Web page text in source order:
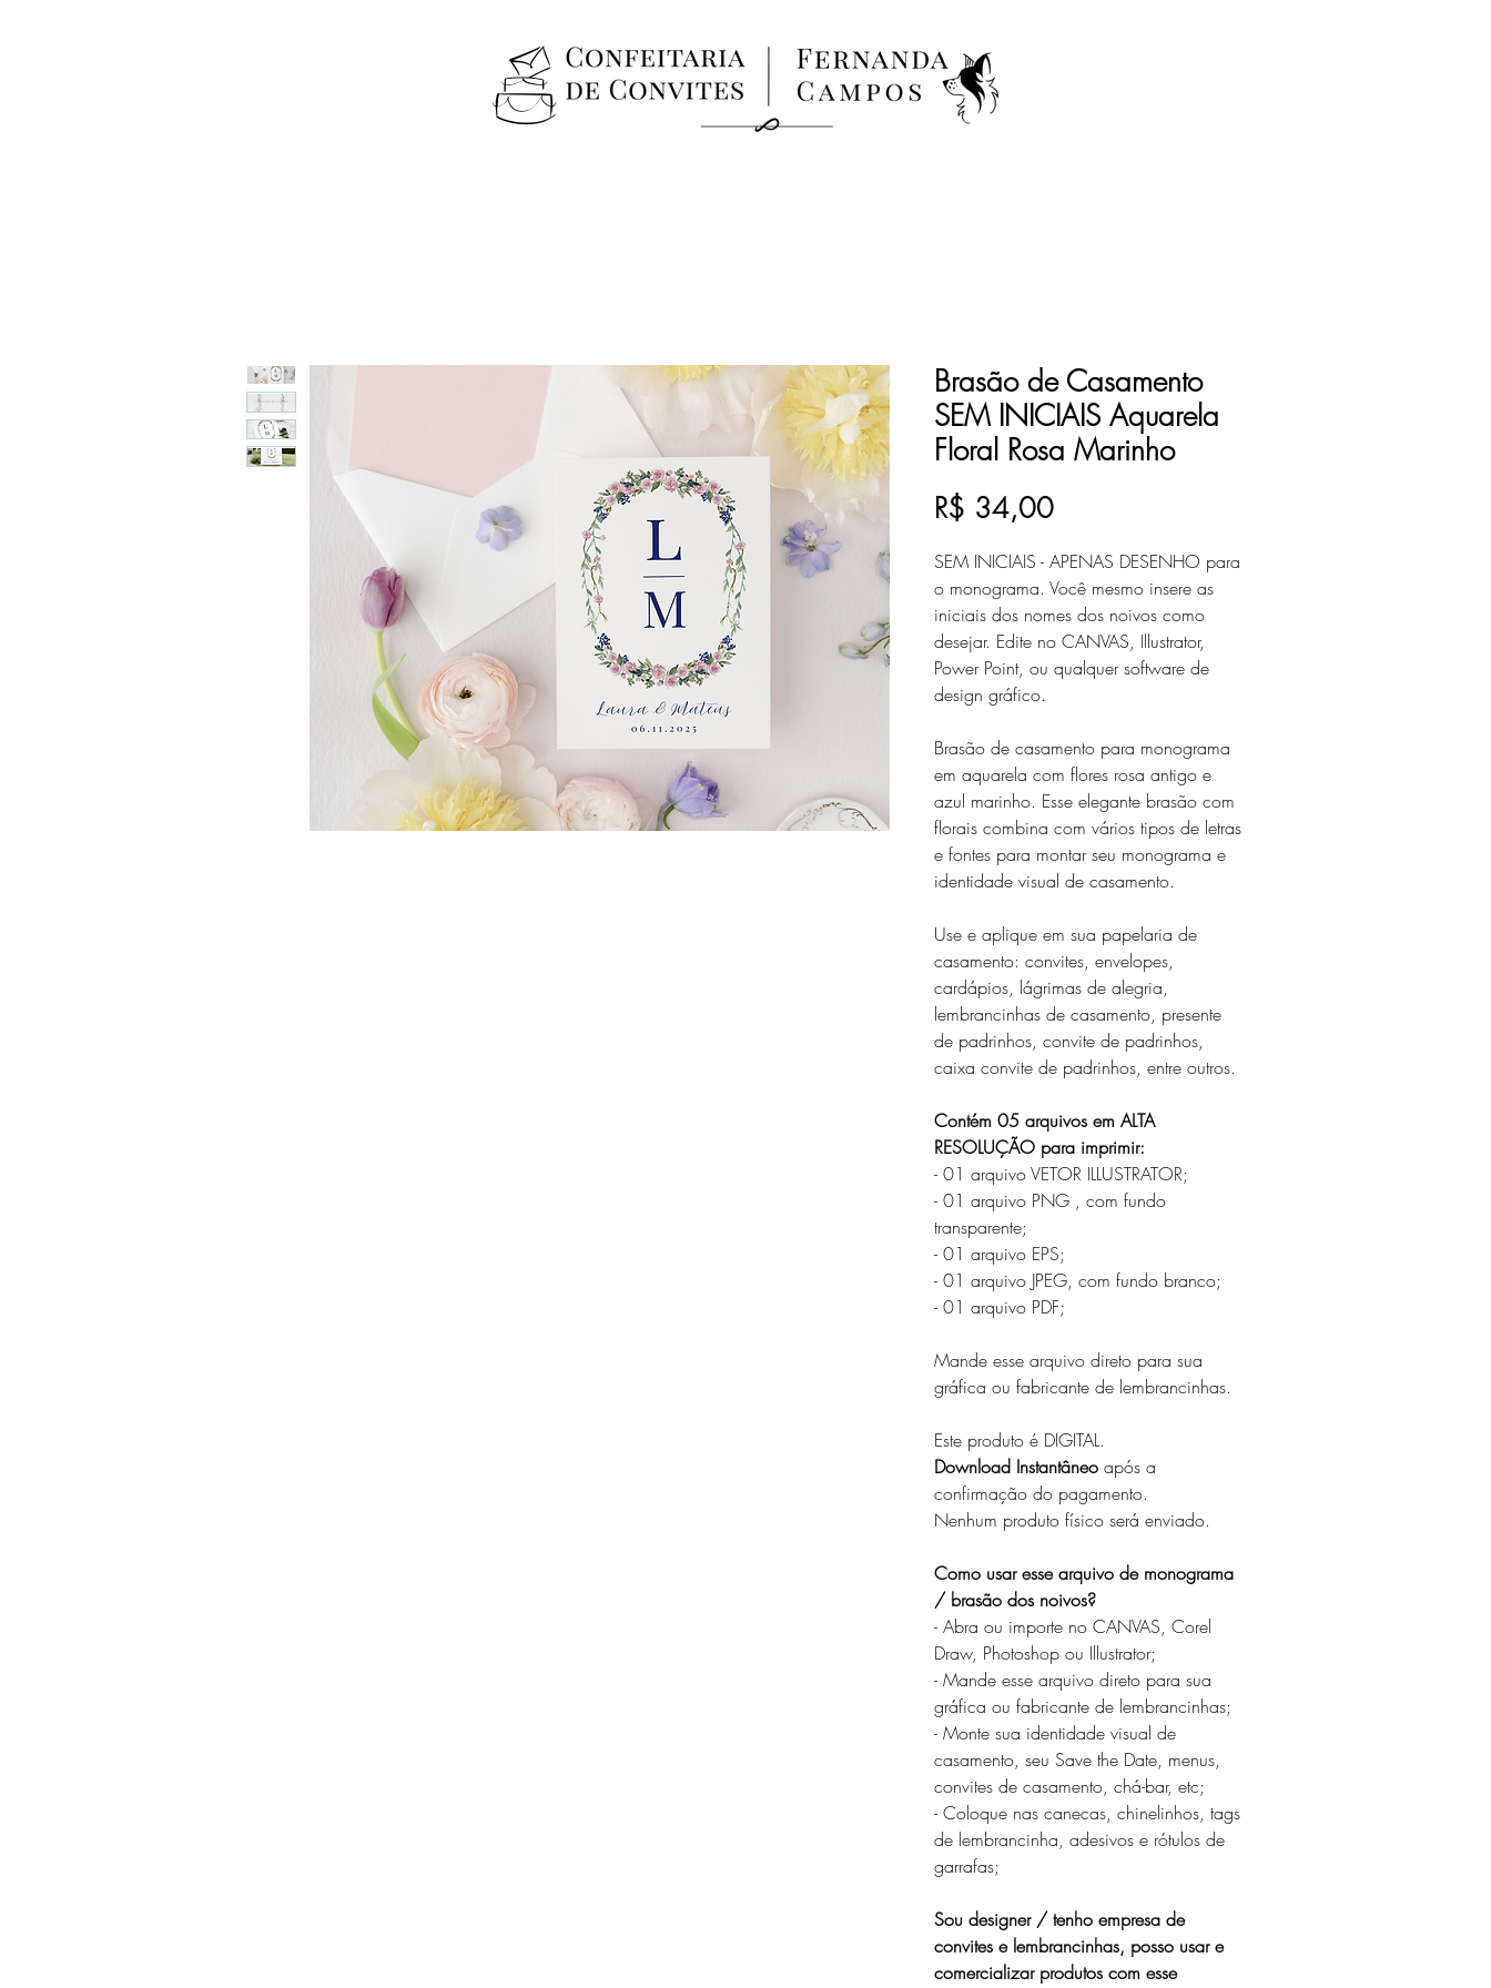
Brasão de Casamento
SEM INICIAIS Aquarela
Floral Rosa Marinho
R$ 34,00Preço
SEM INICIAIS - APENAS DESENHO para
o monograma. Você mesmo insere as
iniciais dos nomes dos noivos como
desejar. Edite no CANVAS, Illustrator,
Power Point, ou qualquer software de
design gráfico.
Brasão de casamento para monograma
em aquarela com flores rosa antigo e
azul marinho. Esse elegante brasão com
florais combina com vários tipos de letras
e fontes para montar seu monograma e
identidade visual de casamento.
Use e aplique em sua papelaria de
casamento: convites, envelopes,
cardápios, lágrimas de alegria,
lembrancinhas de casamento, presente
de padrinhos, convite de padrinhos,
caixa convite de padrinhos, entre outros.
Contém 05 arquivos em ALTA
RESOLUÇÃO para imprimir:
- 01 arquivo VETOR ILLUSTRATOR;
- 01 arquivo PNG , com fundo
transparente;
- 01 arquivo EPS;
- 01 arquivo JPEG, com fundo branco;
- 01 arquivo PDF;
Mande esse arquivo direto para sua
gráfica ou fabricante de lembrancinhas.
Este produto é DIGITAL.
Download Instantâneo após a
confirmação do pagamento.
Nenhum produto físico será enviado.
Como usar esse arquivo de monograma
/ brasão dos noivos?
- Abra ou importe no CANVAS, Corel
Draw, Photoshop ou Illustrator;
- Mande esse arquivo direto para sua
gráfica ou fabricante de lembrancinhas;
- Monte sua identidade visual de
casamento, seu Save the Date, menus,
convites de casamento, chá-bar, etc;
- Coloque nas canecas, chinelinhos, tags
de lembrancinha, adesivos e rótulos de
garrafas;
Sou designer / tenho empresa de
convites e lembrancinhas, posso usar e
comercializar produtos com esse